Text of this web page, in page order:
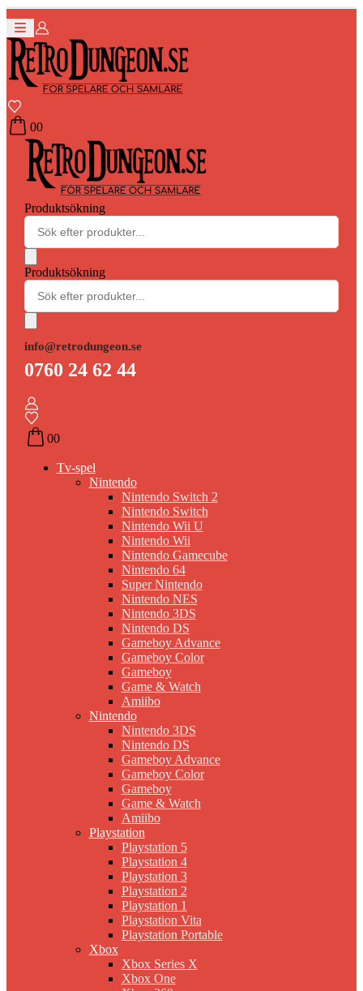
00
Produktsökning
Produktsökning
info@retrodungeon.se
0760 24 62 44
00
Tv-spel
Nintendo
Nintendo Switch 2
Nintendo Switch
Nintendo Wii U
Nintendo Wii
Nintendo Gamecube
Nintendo 64
Super Nintendo
Nintendo NES
Nintendo 3DS
Nintendo DS
Gameboy Advance
Gameboy Color
Gameboy
Game & Watch
Amiibo
Nintendo
Nintendo 3DS
Nintendo DS
Gameboy Advance
Gameboy Color
Gameboy
Game & Watch
Amiibo
Playstation
Playstation 5
Playstation 4
Playstation 3
Playstation 2
Playstation 1
Playstation Vita
Playstation Portable
Xbox
Xbox Series X
Xbox One